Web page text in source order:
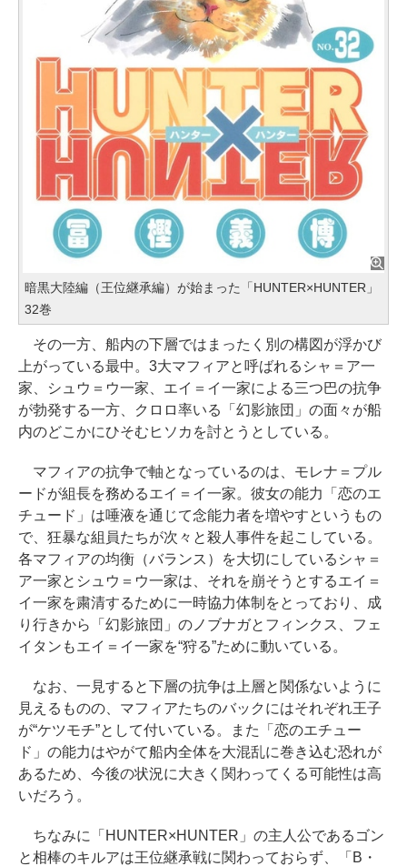
暗黒大陸編（王位継承編）が始まった「HUNTER×HUNTER」
32巻
その一方、船内の下層ではまったく別の構図が浮かび
上がっている最中。3大マフィアと呼ばれるシャ＝ア一
家、シュウ＝ウ一家、エイ＝イ一家による三つ巴の抗争
が勃発する一方、クロロ率いる「幻影旅団」の面々が船
内のどこかにひそむヒソカを討とうとしている。
マフィアの抗争で軸となっているのは、モレナ＝プル
ードが組長を務めるエイ＝イ一家。彼女の能力「恋のエ
チュード」は唾液を通じて念能力者を増やすというもの
で、狂暴な組員たちが次々と殺人事件を起こしている。
各マフィアの均衡（バランス）を大切にしているシャ＝
ア一家とシュウ＝ウ一家は、それを崩そうとするエイ＝
イ一家を粛清するために一時協力体制をとっており、成
り行きから「幻影旅団」のノブナガとフィンクス、フェ
イタンもエイ＝イ一家を“狩る”ために動いている。
なお、一見すると下層の抗争は上層と関係ないように
見えるものの、マフィアたちのバックにはそれぞれ王子
が“ケツモチ”として付いている。また「恋のエチュー
ド」の能力はやがて船内全体を大混乱に巻き込む恐れが
あるため、今後の状況に大きく関わってくる可能性は高
いだろう。
ちなみに「HUNTER×HUNTER」の主人公であるゴン
と相棒のキルアは王位継承戦に関わっておらず、「B・